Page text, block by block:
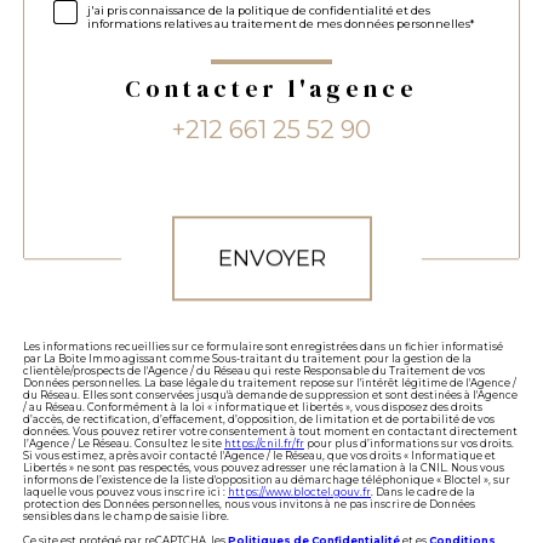
j'ai pris connaissance de la politique de confidentialité et des
informations relatives au traitement de mes données personnelles*
Contacter l'agence
+212 661 25 52 90
ENVOYER
Les informations recueillies sur ce formulaire sont enregistrées dans un fichier informatisé
par La Boite Immo agissant comme Sous-traitant du traitement pour la gestion de la
clientèle/prospects de l'Agence / du Réseau qui reste Responsable du Traitement de vos
Données personnelles. La base légale du traitement repose sur l'intérêt légitime de l'Agence /
du Réseau. Elles sont conservées jusqu'à demande de suppression et sont destinées à l'Agence
/ au Réseau. Conformément à la loi « informatique et libertés », vous disposez des droits
d’accès, de rectification, d’effacement, d’opposition, de limitation et de portabilité de vos
données. Vous pouvez retirer votre consentement à tout moment en contactant directement
l’Agence / Le Réseau. Consultez le site https://cnil.fr/fr pour plus d’informations sur vos droits.
Si vous estimez, après avoir contacté l'Agence / le Réseau, que vos droits « Informatique et
Libertés » ne sont pas respectés, vous pouvez adresser une réclamation à la CNIL. Nous vous
informons de l’existence de la liste d'opposition au démarchage téléphonique « Bloctel », sur
laquelle vous pouvez vous inscrire ici : https://www.bloctel.gouv.fr . Dans le cadre de la
protection des Données personnelles, nous vous invitons à ne pas inscrire de Données
sensibles dans le champ de saisie libre.
Ce site est protégé par reCAPTCHA, les Politiques de Confidentialité et es Conditions